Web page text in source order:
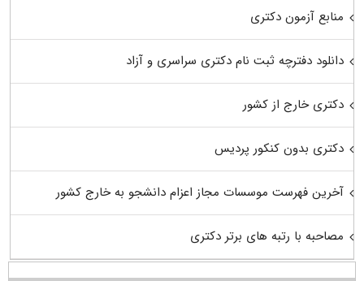
منابع آزمون دکتری
دانلود دفترچه ثبت نام دکتری سراسری و آزاد
دکتری خارج از کشور
دکتری بدون کنکور پردیس
آخرین فهرست موسسات مجاز اعزام دانشجو به خارج کشور
مصاحبه با رتبه های برتر دکتری